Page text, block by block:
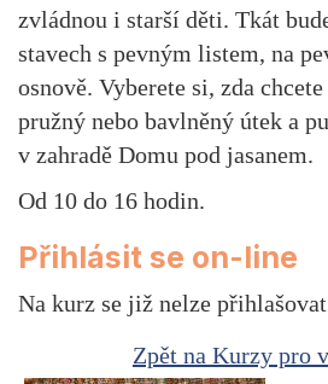
zvládnou i starší děti. Tkát
stavech s pevným listem, na
osnově. Vyberete si, zda
pružný nebo bavlněný útek a
v zahradě Domu pod jasanem.
Od 10 do 16 hodin.
Přihlásit se on-line
Na kurz se již nelze přihlašovat
Zpět na Kurzy pro